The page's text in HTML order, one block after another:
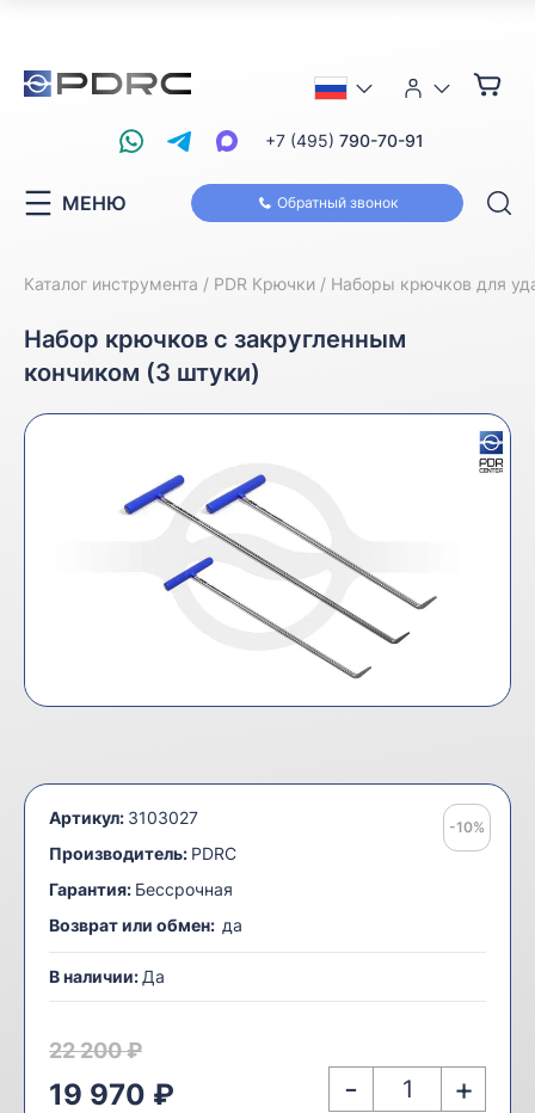
Обратный звонок
+7 (495) 790-70-91
МЕНЮ
Каталог инструмента PDR Крючки Наборы крючков для
Набор крючков с закругленным
кончиком (3 штуки)
-10%
Артикул: 3103027
Производитель: PDRC
Гарантия: Бессрочная
Возврат или обмен: да
В наличии: Да
22 200 ₽
19 970 ₽ - +